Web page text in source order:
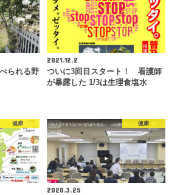
られる野
2021.12.2
ついに3回目スタート！ 看護師
が暴露した 1/3は生理食塩水
健康 健康
2020.3.25